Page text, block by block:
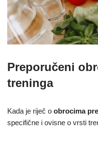
Preporučeni
treninga
Kada je riječ o obrocima
specifične i ovisne o vrsti